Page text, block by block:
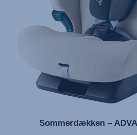
Sommerdækken –